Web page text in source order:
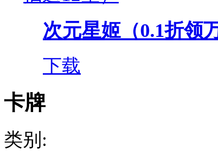
次元星姬（0.1折领
下载
卡牌
类别: